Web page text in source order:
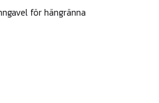
för hängränna